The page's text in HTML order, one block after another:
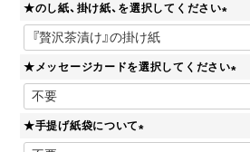
須
)
★のし紙、掛け紙、を選択してください
必
須
)
★メッセージカードを選択してください
必
)
★手提げ紙袋について